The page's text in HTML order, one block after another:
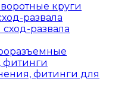
круги
развала
развала
фитинги
фитинги для